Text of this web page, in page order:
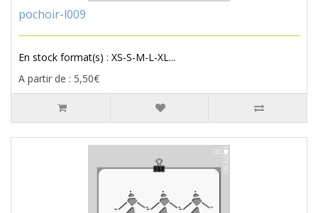
pochoir-l009
En stock format(s) : XS-S-M-L-XL...
A partir de : 5,50€